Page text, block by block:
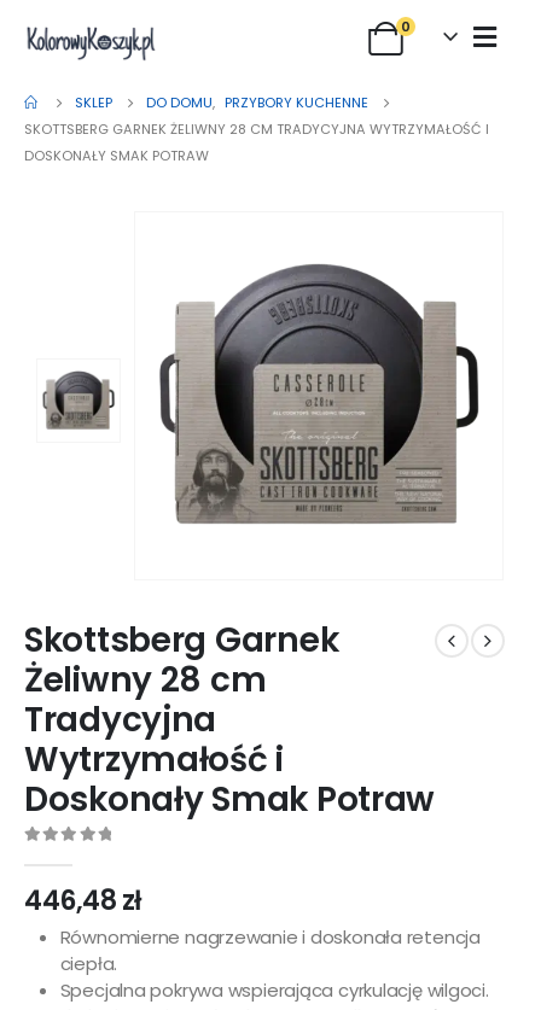
0
SKLEP DO DOMU, PRZYBORY KUCHENNE
SKOTTSBERG GARNEK ŻELIWNY 28 CM TRADYCYJNA WYTRZYMAŁOŚĆ I
DOSKONAŁY SMAK POTRAW
Skottsberg Garnek
Żeliwny 28 cm
Tradycyjna
Wytrzymałość i
Doskonały Smak Potraw
446,48zł
Równomierne nagrzewanie i doskonała retencja
ciepła.
Specjalna pokrywa wspierająca cyrkulację wilgoci.